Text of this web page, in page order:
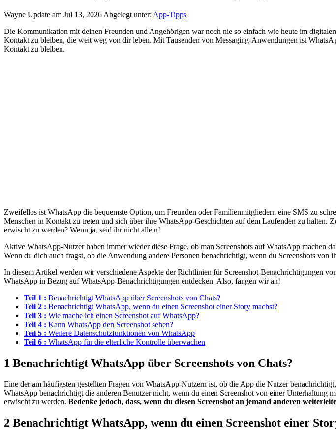
Wayne Update am Jul 13, 2026 Abgelegt unter: App-Tipps
Die Kommunikation mit deinen Freunden und Angehörigen war noch nie so einfach wie heute im
Kontakt zu bleiben, die weit weg von dir leben. Mit Tausenden von Messaging-Anwendungen ist
Kontakt zu bleiben.
Zweifellos ist WhatsApp die bequemste Option, um Freunden oder Familienmitgliedern eine SMS zu
Menschen in Kontakt zu treten und sich über ihre WhatsApp-Geschichten auf dem Laufenden zu halten.
erwischt zu werden? Wenn ja, seid ihr nicht allein!
Aktive WhatsApp-Nutzer haben immer wieder diese Frage, ob man Screenshots auf WhatsApp
Wenn du dich auch fragst, ob die Anwendung andere Personen benachrichtigt, wenn du Screenshots
In diesem Artikel werden wir verschiedene Aspekte der Richtlinien für Screenshot-Benachrichtigungen
WhatsApp in Bezug auf WhatsApp-Benachrichtigungen entdecken. Also, fangen wir an!
Teil 1 : Benachrichtigt WhatsApp über Screenshots von Chats?
Teil 2 : Benachrichtigt WhatsApp, wenn du einen Screenshot einer Story machst?
Teil 3 : Wie mache ich einen Screenshot auf WhatsApp?
Teil 4 : Kann WhatsApp den Screenshot sehen?
Teil 5 : Weitere Datenschutzfunktionen von WhatsApp
Teil 6 : WhatsApp für die elterliche Kontrolle überwachen
1 Benachrichtigt WhatsApp über Screenshots von Chats?
Eine der am häufigsten gestellten Fragen von WhatsApp-Nutzern ist, ob die App die Nutzer
WhatsApp benachrichtigt die anderen Benutzer nicht, wenn du einen Screenshot von einer Unterhaltung
erwischt zu werden. Bedenke jedoch, dass, wenn du diesen Screenshot an jemand anderen
2 Benachrichtigt WhatsApp, wenn du einen Screenshot einer